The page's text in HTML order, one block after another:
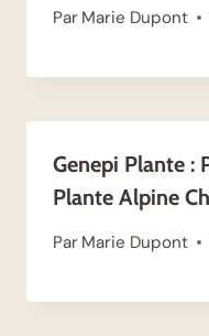
Par Marie Dupont
Genepi Plante :
Plante Alpine
Par Marie Dupont